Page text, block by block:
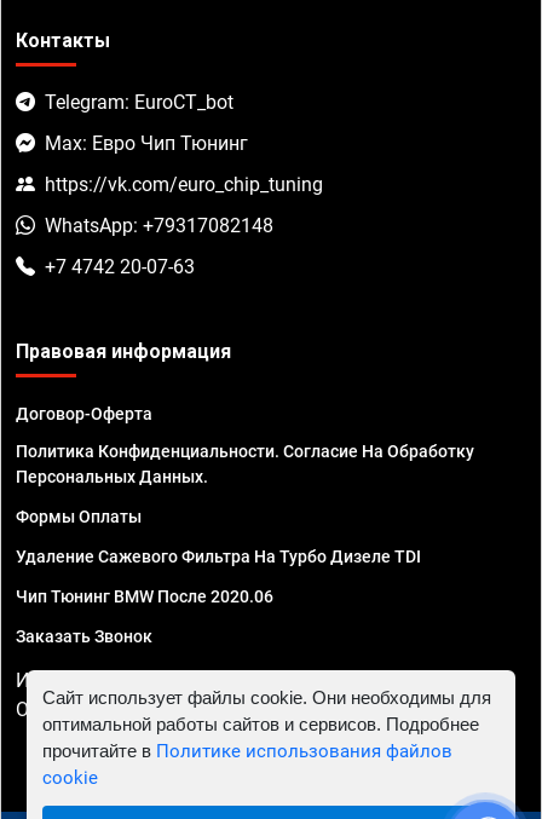
Контакты
Telegram: EuroCT_bot
Max: Евро Чип Тюнинг
https://vk.com/euro_chip_tuning
WhatsApp: +79317082148
+7 4742 20-07-63
Правовая информация
Договор-Оферта
Политика Конфиденциальности. Согласие На Обработку
Персональных Данных.
Формы Оплаты
Удаление Сажевого Фильтра На Турбо Дизеле TDI
Чип Тюнинг BMW После 2020.06
Заказать Звонок
ИП Смирнов Георгий Павлович. ИНН 781302555843,
ОГРНИП 324470400032610
Сайт использует файлы cookie. Они необходимы для
оптимальной работы сайтов и сервисов. Подробнее
прочитайте в Политике использования файлов
cookie